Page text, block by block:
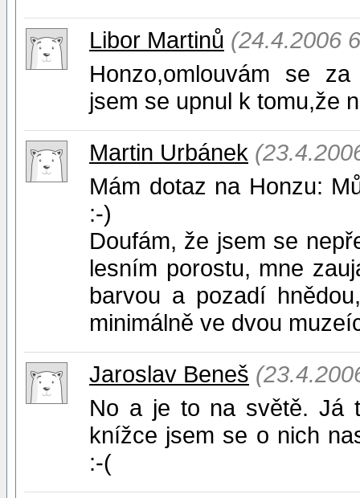
Libor Martinů (24.4.2006
Honzo,omlouvám se
jsem se upnul k tomu,že
Martin Urbánek
Mám dotaz na Honzu:
:-)
Doufám, že jsem se
lesním porostu, mne
barvou a pozadí
minimálně ve dvou
Jaroslav Beneš
No a je to na světě. Já
knížce jsem se o nich
:-(